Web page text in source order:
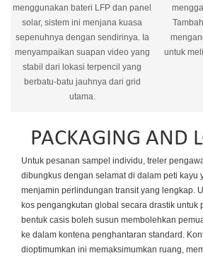
menggunakan bateri LFP dan panel
solar, sistem ini menjana kuasa
sepenuhnya dengan sendirinya. Ia
menyampaikan suapan video yang
stabil dari lokasi terpencil yang
berbatu-batu jauhnya dari grid
utama.
untuk
PACKAGING AND
Untuk pesanan sampel individu, treler
dibungkus dengan selamat di dalam peti kayu
menjamin perlindungan transit yang lengkap.
kos pengangkutan global secara drastik untuk
bentuk casis boleh susun membolehkan
ke dalam kontena penghantaran standard.
dioptimumkan ini memaksimumkan ruang,